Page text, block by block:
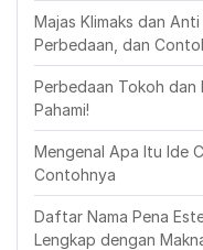
Majas Klimaks dan
Perbedaan, dan
Perbedaan Tokoh dan
Pahami!
Mengenal Apa Itu Ide
Contohnya
Daftar Nama Pena
Lengkap dengan